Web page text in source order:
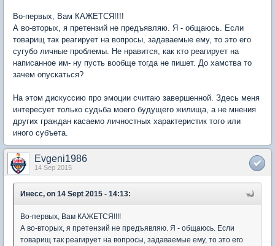
Во-первых, Вам КАЖЕТСЯ!!!!
А во-вторых, я претензий не предъявляю. Я - общаюсь. Если
товарищ так реагирует на вопросы, задаваемые ему, то это его
сугубо личные проблемы. Не нравится, как кто реагирует на
написанное им- ну пусть вообще тогда не пишет. До хамства то
зачем опускаться?
На этом дискуссию про эмоции считаю завершенной. Здесь меня
интересует только судьба моего будущего жилища, а не мнения
других граждан касаемо личностных характеристик того или
иного субъета.
Evgeni1986
14 Sep 2015
Инесс, on 14 Sept 2015 - 14:13:
Во-первых, Вам КАЖЕТСЯ!!!!
А во-вторых, я претензий не предъявляю. Я - общаюсь. Если
товарищ так реагирует на вопросы, задаваемые ему, то это его